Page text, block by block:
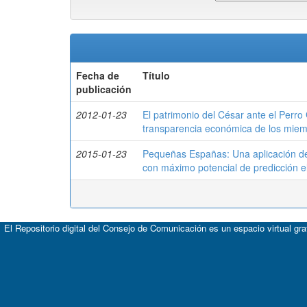
Fecha de
publicación
Título
2012-01-23
El patrimonio del César ante el
transparencia económica de los
2015-01-23
Pequeñas Españas: Una aplicación
con máximo potencial de predicción
El Repositorio digital del Consejo de Comunicación es un espacio virtual